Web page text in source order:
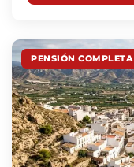
PENSIÓN COMPLETA